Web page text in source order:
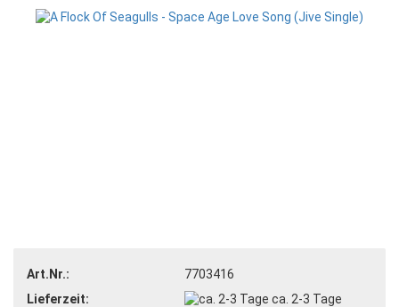
Art.Nr.:
7703416
Lieferzeit:
ca. 2-3 Tage